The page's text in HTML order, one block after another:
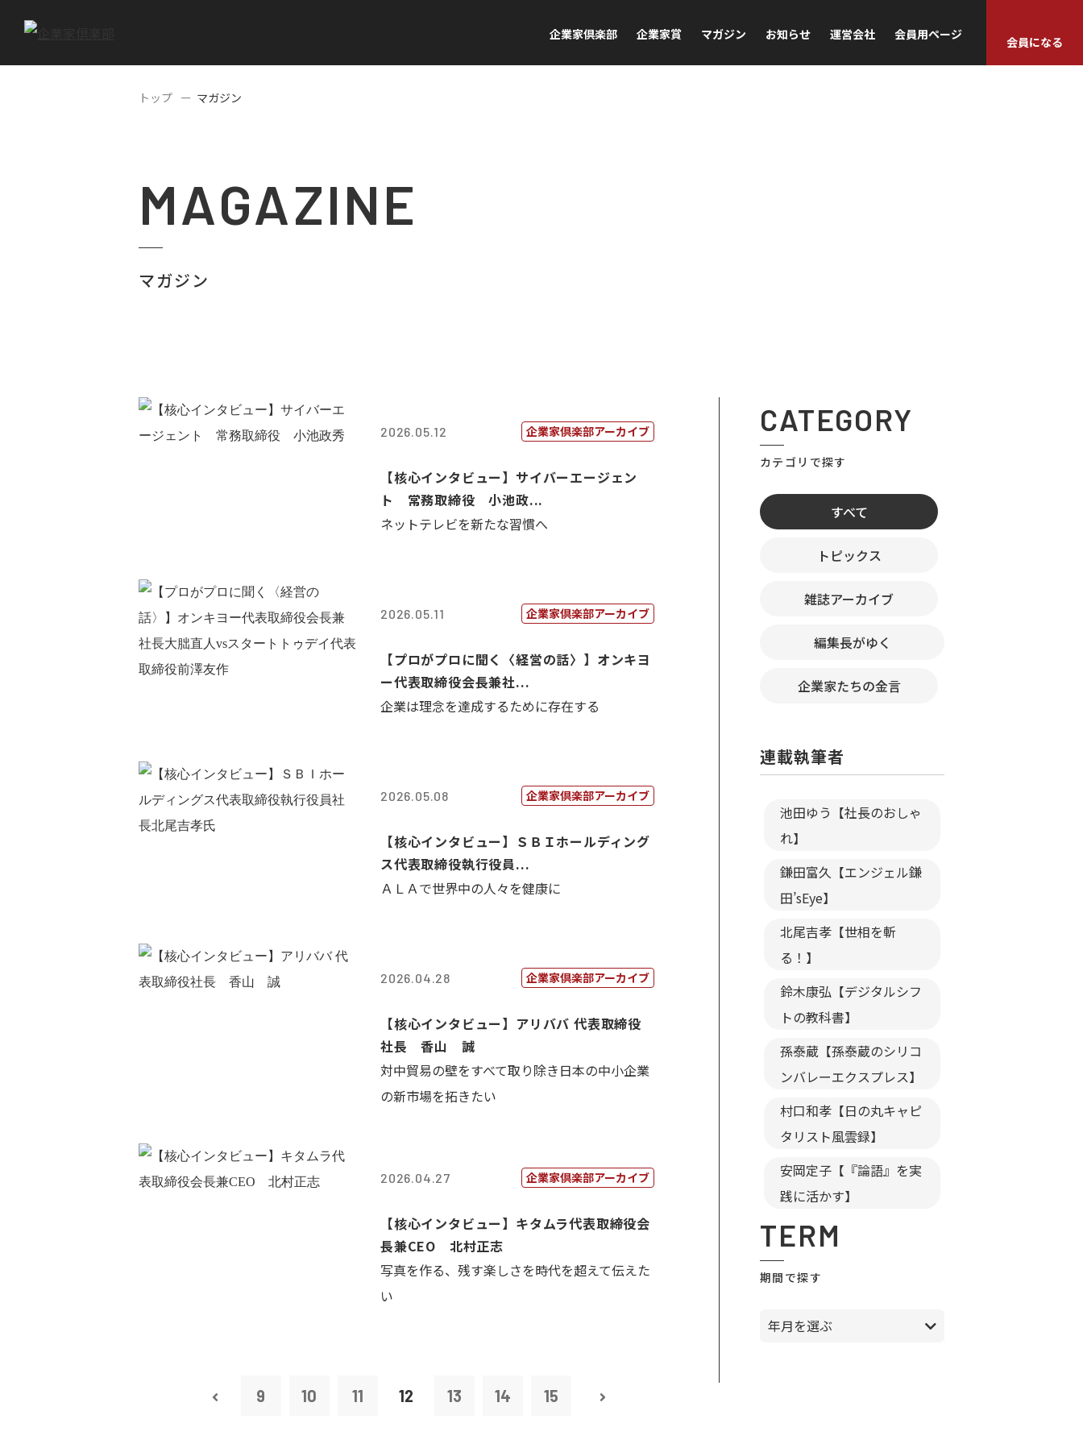
企業家倶楽部 企業家賞 マガジン お知らせ 運営会社 会員用ページ
会員になる
トップ マガジン
MAGAZINE
マガジン
2026.05.12 企業家倶楽部アーカイブ
【核心インタビュー】サイバーエージェン
ト 常務取締役 小池政...
ネットテレビを新たな習慣へ
2026.05.11 企業家倶楽部アーカイブ
【プロがプロに聞く〈経営の話〉】オンキヨ
ー代表取締役会長兼社...
企業は理念を達成するために存在する
2026.05.08 企業家倶楽部アーカイブ
【核心インタビュー】ＳＢＩホールディング
ス代表取締役執行役員...
ＡＬＡで世界中の人々を健康に
2026.04.28 企業家倶楽部アーカイブ
【核心インタビュー】アリババ 代表取締役
社長 香山 誠
対中貿易の壁をすべて取り除き日本の中小企業
の新市場を拓きたい
2026.04.27 企業家倶楽部アーカイブ
【核心インタビュー】キタムラ代表取締役会
長兼CEO 北村正志
写真を作る、残す楽しさを時代を超えて伝えた
い
9 10 11 12 13 14 15
CATEGORY
カテゴリで探す
すべて
トピックス
雑誌アーカイブ
編集長がゆく
企業家たちの金言
連載執筆者
池田ゆう【社長のおしゃ
れ】
鎌田富久【エンジェル鎌
田’sEye】
北尾吉孝【世相を斬
る！】
鈴木康弘【デジタルシフ
トの教科書】
孫泰蔵【孫泰蔵のシリコ
ンバレーエクスプレス】
村口和孝【日の丸キャピ
タリスト風雲録】
安岡定子【『論語』を実
践に活かす】
TERM
期間で探す
年月を選ぶ